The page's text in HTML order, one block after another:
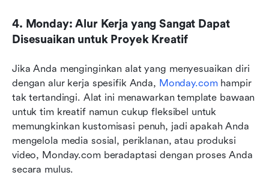
4. Monday: Alur Kerja yang Sangat Dapat
Disesuaikan untuk Proyek Kreatif
Jika Anda menginginkan alat yang menyesuaikan diri
dengan alur kerja spesifik Anda, Monday.com hampir
tak tertandingi. Alat ini menawarkan template bawaan
untuk tim kreatif namun cukup fleksibel untuk
memungkinkan kustomisasi penuh, jadi apakah Anda
mengelola media sosial, periklanan, atau produksi
video, Monday.com beradaptasi dengan proses Anda
secara mulus.